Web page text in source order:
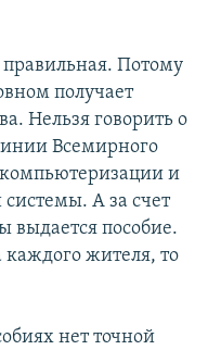
Потому
получает
Нельзя говорить о
Всемирного
компьютеризации и
А за счет
выдается пособие.
каждого жителя, то
нет точной